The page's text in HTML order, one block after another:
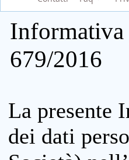
Informativa
679/2016
La presente
dei dati